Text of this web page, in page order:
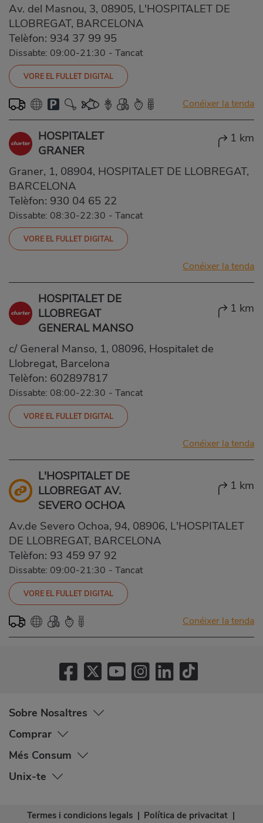
Av. del Masnou, 3, 08905, L'HOSPITALET DE
LLOBREGAT, BARCELONA
Telèfon: 934 37 99 95
Dissabte: 09:00-21:30 - Tancat
VORE EL FULLET DIGITAL
Conéixer la tenda
HOSPITALET
GRANER
1 km
Graner, 1, 08904, HOSPITALET DE LLOBREGAT,
BARCELONA
Telèfon: 930 04 65 22
Dissabte: 08:30-22:30 - Tancat
VORE EL FULLET DIGITAL
Conéixer la tenda
HOSPITALET DE
LLOBREGAT
GENERAL MANSO
1 km
c/ General Manso, 1, 08096, Hospitalet de
Llobregat, Barcelona
Telèfon: 602897817
Dissabte: 08:00-22:30 - Tancat
VORE EL FULLET DIGITAL
Conéixer la tenda
L'HOSPITALET DE
LLOBREGAT AV.
SEVERO OCHOA
1 km
Av.de Severo Ochoa, 94, 08906, L'HOSPITALET
DE LLOBREGAT, BARCELONA
Telèfon: 93 459 97 92
Dissabte: 09:00-21:30 - Tancat
VORE EL FULLET DIGITAL
Conéixer la tenda
Sobre Nosaltres
Comprar
Més Consum
Unix-te
Termes i condicions legals | Política de privacitat |